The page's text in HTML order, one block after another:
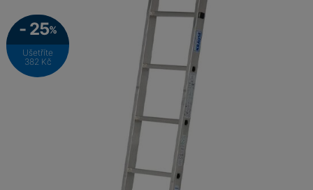
- 25%
Ušetříte
382 Kč